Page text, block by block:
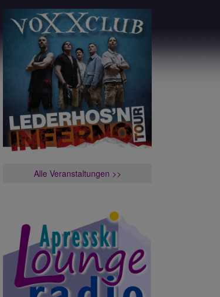
Alle Veranstaltungen >>